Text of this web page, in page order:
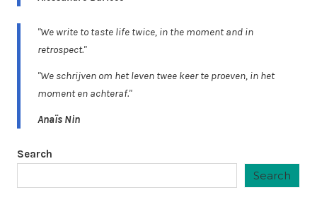
"We write to taste life twice, in the moment and in
retrospect."
"We schrijven om het leven twee keer te proeven, in het
moment en achteraf."
Anaïs Nin
Search
Search